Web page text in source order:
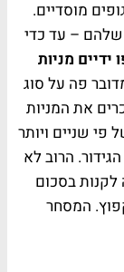
מוסדיים.
שלהם – עד כדי
מניות
פה על סוג
את המניות
שניים ויותר
הרוב לא
בסכום
המסחר